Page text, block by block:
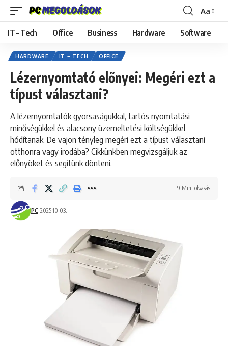
Font
Resizer
Aa
IT – Tech Office Business Hardware Software
HARDWARE IT – TECH OFFICE
Lézernyomtató előnyei: Megéri ezt a
típust választani?
A lézernyomtatók gyorsaságukkal, tartós nyomtatási
minőségükkel és alacsony üzemeltetési költségükkel
hódítanak. De vajon tényleg megéri ezt a típust választani
otthonra vagy irodába? Cikkünkben megvizsgáljuk az
előnyöket és segítünk dönteni.
PC 2025.10.03.
9 Min. olvasás